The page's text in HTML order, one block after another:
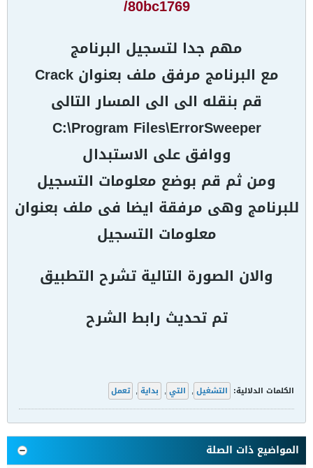
80bc1769/
مهم جدا لتسجيل البرنامج
مع البرنامج مرفق ملف بعنوان Crack
قم بنقله الى الى المسار التالى
C:\Program Files\ErrorSweeper
ووافق على الاستبدال
ومن ثم قم بوضع معلومات التسجيل
للبرنامج وهى مرفقة ايضا فى ملف بعنوان
معلومات التسجيل
والان الصورة التالية تشرح التطبيق
تم تحديث رابط الشرح
الكلمات الدلالية: التشغيل , التي , بداية , تعمل
المواضيع ذات الصلة